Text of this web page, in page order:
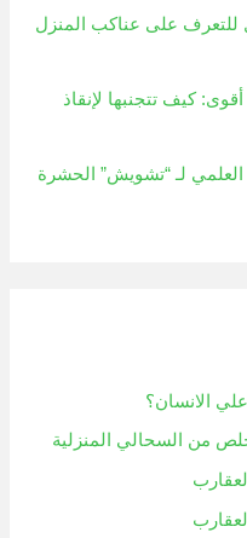
على عناكب المنزل
كيف تتجنبها لإنقاذ
العلمي لـ “تشويش” الحشرة
الانسان؟